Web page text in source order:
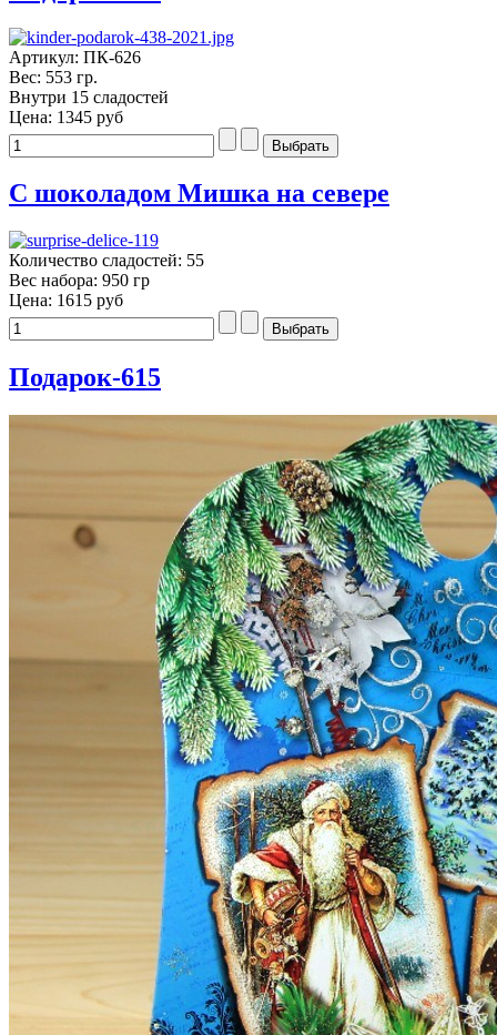
Артикул: ПК-626
Вес: 553 гр.
Внутри 15 сладостей
Цена: 1345 руб
С шоколадом Мишка на севере
Количество сладостей: 55
Вес набора: 950 гр
Цена: 1615 руб
Подарок-615